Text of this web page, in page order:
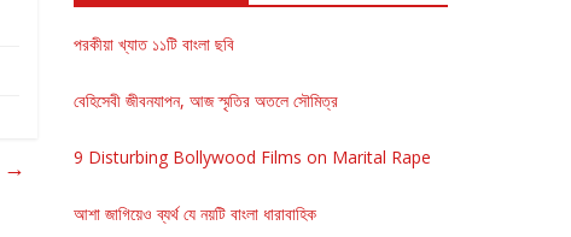
→
পরকীয়া খ্যাত ১১টি বাংলা ছবি
বেহিসেবী জীবনযাপন, আজ স্মৃতির অতলে সৌমিত্র
9 Disturbing Bollywood Films on Marital Rape
আশা জাগিয়েও ব্যর্থ যে নয়টি বাংলা ধারাবাহিক